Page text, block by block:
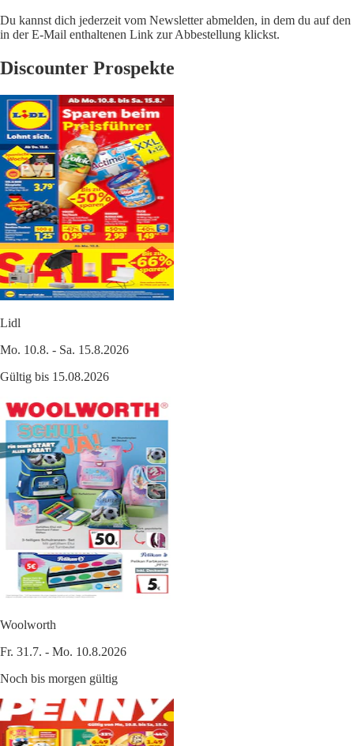
Du kannst dich jederzeit vom Newsletter abmelden, in dem du auf den
in der E-Mail enthaltenen Link zur Abbestellung klickst.
Discounter Prospekte
Lidl
Mo. 10.8. - Sa. 15.8.2026
Gültig bis 15.08.2026
Woolworth
Fr. 31.7. - Mo. 10.8.2026
Noch bis morgen gültig